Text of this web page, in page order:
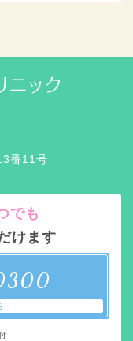
番11号
でも
けます